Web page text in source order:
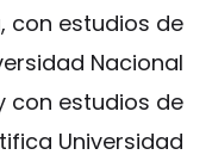
con estudios de
Nacional
con estudios de
Universidad